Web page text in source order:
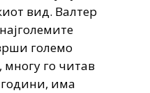
вид. Валтер
големо
многу го читав
години, има